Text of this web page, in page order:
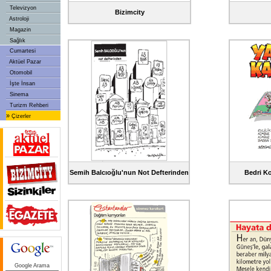
Televizyon
Astroloji
Magazin
Sağlık
Cumartesi
Aktüel Pazar
Otomobil
İşte İnsan
Sinema
Turizm Rehberi
» Çizerler
Google Arama
Bizimcity
Semih Balcıoğlu'nun Not Defterinden Bedri